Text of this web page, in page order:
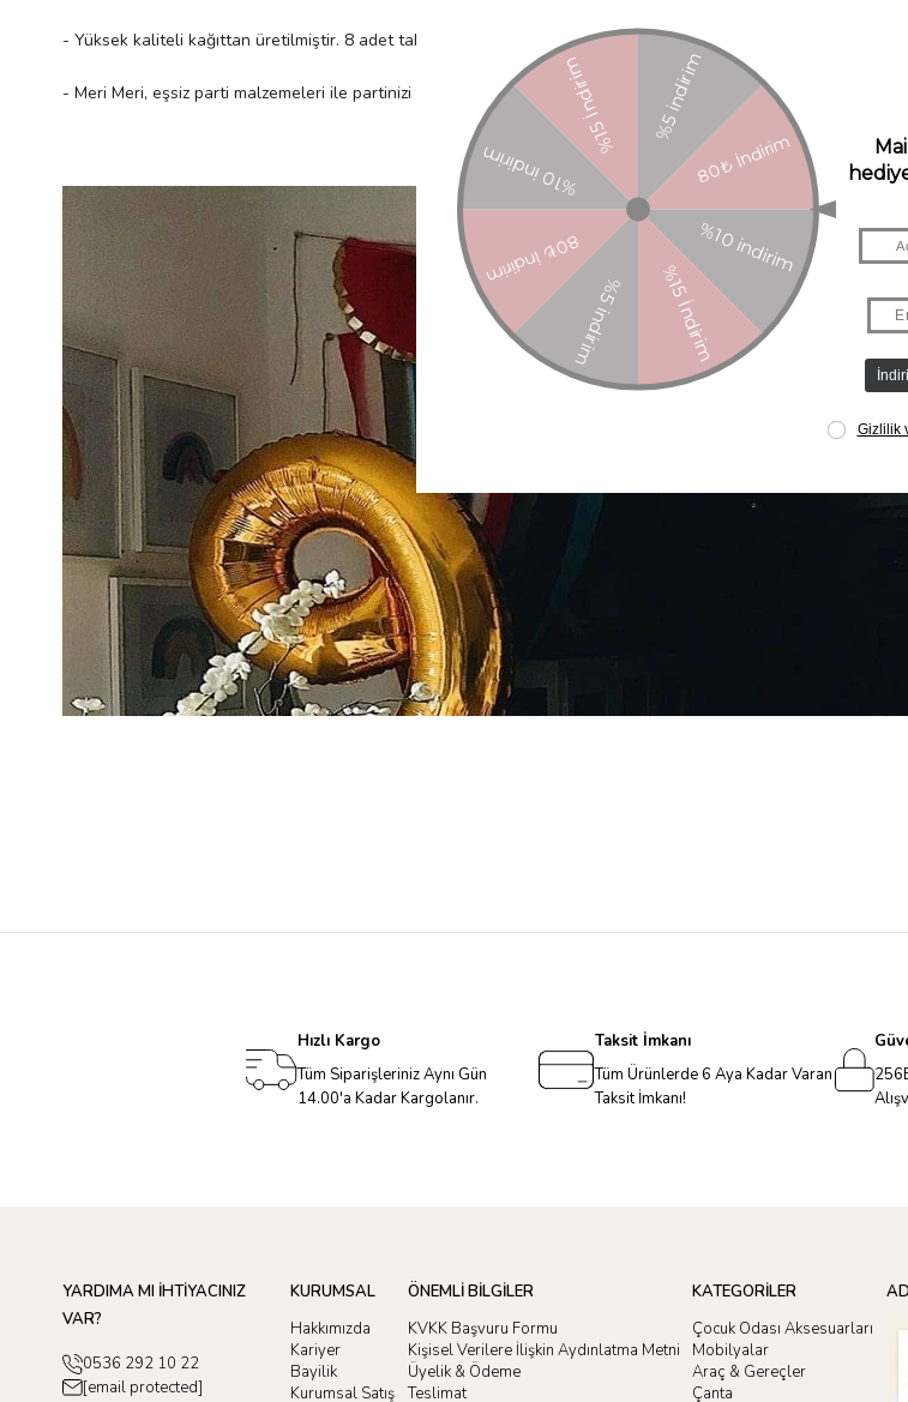
- Yüksek kaliteli kağıttan üretilmiştir. 8 adet tabak içerir.
- Meri Meri, eşsiz parti malzemeleri ile partinizi benzersiz kılarken çocuklarımıza güvenli bir gelecek sağlamak
Hızlı Kargo
Tüm Siparişleriniz Aynı Gün
14.00'a Kadar Kargolanır.
Taksit İmkanı
Tüm Ürünlerde 6 Aya Kadar Varan
Taksit İmkanı!
YARDIMA MI İHTİYACINIZ
VAR?
0536 292 10 22
[email protected]
KURUMSAL
Hakkımızda
Kariyer
Bayilik
Kurumsal Satış
ÖNEMLİ BİLGİLER
KVKK Başvuru Formu
Kişisel Verilere İlişkin Aydınlatma Metni
Üyelik & Ödeme
Teslimat
KATEGORİLER
Çocuk Odası Aksesuarları
Mobilyalar
Araç & Gereçler
Çanta